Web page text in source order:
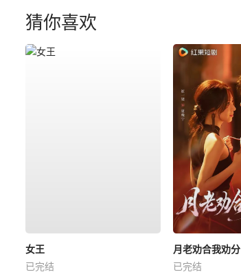
猜你喜欢
女王
已完结
月老劝合我劝分
已完结